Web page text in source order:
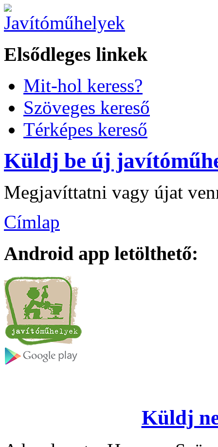
Elsődleges linkek
Mit-hol keress?
Szöveges kereső
Térképes kereső
Küldj be új
Megjavíttatni vagy újat
Címlap
Android app letölthető:
Küldj